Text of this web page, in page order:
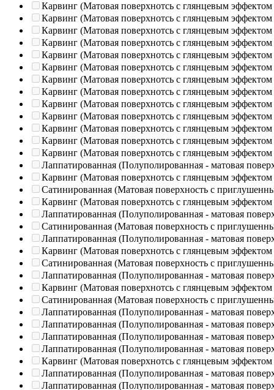
Карвинг (Матовая поверхнотсь с глянцевым эффектом
Карвинг (Матовая поверхнотсь с глянцевым эффектом
Карвинг (Матовая поверхнотсь с глянцевым эффектом
Карвинг (Матовая поверхнотсь с глянцевым эффектом
Карвинг (Матовая поверхнотсь с глянцевым эффектом
Карвинг (Матовая поверхнотсь с глянцевым эффектом
Карвинг (Матовая поверхнотсь с глянцевым эффектом
Карвинг (Матовая поверхнотсь с глянцевым эффектом
Карвинг (Матовая поверхнотсь с глянцевым эффектом
Карвинг (Матовая поверхнотсь с глянцевым эффектом
Карвинг (Матовая поверхнотсь с глянцевым эффектом
Карвинг (Матовая поверхнотсь с глянцевым эффектом
Карвинг (Матовая поверхнотсь с глянцевым эффектом
Лаппатированная (Полуполированная - матовая
Карвинг (Матовая поверхнотсь с глянцевым эффектом
Сатинированная (Матовая поверхность с
Карвинг (Матовая поверхнотсь с глянцевым эффектом
Лаппатированная (Полуполированная - матовая
Сатинированная (Матовая поверхность с
Лаппатированная (Полуполированная - матовая
Карвинг (Матовая поверхнотсь с глянцевым эффектом
Сатинированная (Матовая поверхность с
Лаппатированная (Полуполированная - матовая
Карвинг (Матовая поверхнотсь с глянцевым эффектом
Сатинированная (Матовая поверхность с
Лаппатированная (Полуполированная - матовая
Лаппатированная (Полуполированная - матовая
Лаппатированная (Полуполированная - матовая
Лаппатированная (Полуполированная - матовая
Карвинг (Матовая поверхнотсь с глянцевым эффектом
Лаппатированная (Полуполированная - матовая
Лаппатированная (Полуполированная - матовая